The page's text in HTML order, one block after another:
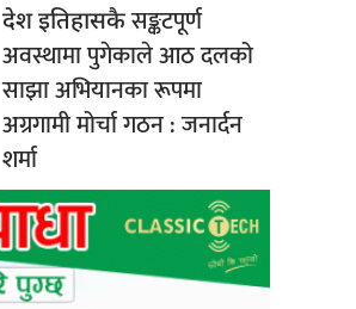
देश इतिहासकैसङ्कटपूर्ण
अवस्थामा पुगेकाले आठ दलको
साझा अभियानका रूपमा
अग्रगामी मोर्चा गठन : जनार्दन
शर्मा